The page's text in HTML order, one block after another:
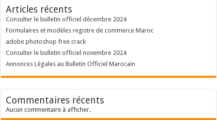
Articles récents
Consulter le bulletin officiel décembre 2024
Formulaires et modèles registre de commerce Maroc
adobe photoshop free crack
Consulter le bulletin officiel novembre 2024
Annonces Légales au Bulletin Officiel Marocain
Commentaires récents
Aucun commentaire à afficher.